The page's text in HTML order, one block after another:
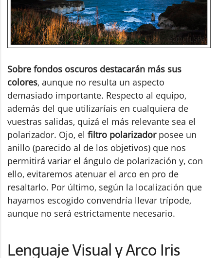
Sobre fondos oscuros destacarán más sus
colores, aunque no resulta un aspecto
demasiado importante. Respecto al equipo,
además del que utilizaríais en cualquiera de
vuestras salidas, quizá el más relevante sea el
polarizador. Ojo, el filtro polarizadorposee un
anillo (parecido al de los objetivos) que nos
permitirá variar el ángulo de polarización y, con
ello, evitaremos atenuar el arco en pro de
resaltarlo. Por último, según la localización que
hayamos escogido convendría llevar trípode,
aunque no será estrictamente necesario.
Lenguaje Visual y Arco Iris